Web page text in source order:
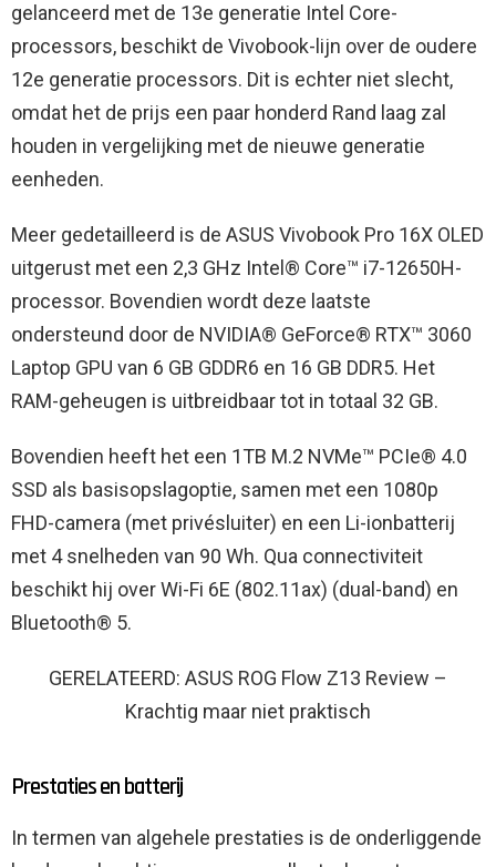
gelanceerd met de 13e generatie Intel Core-
processors, beschikt de Vivobook-lijn over de oudere
12e generatie processors. Dit is echter niet slecht,
omdat het de prijs een paar honderd Rand laag zal
houden in vergelijking met de nieuwe generatie
eenheden.
Meer gedetailleerd is de ASUS Vivobook Pro 16X OLED
uitgerust met een 2,3 GHz Intel® Core™ i7-12650H-
processor. Bovendien wordt deze laatste
ondersteund door de NVIDIA® GeForce® RTX™ 3060
Laptop GPU van 6 GB GDDR6 en 16 GB DDR5. Het
RAM-geheugen is uitbreidbaar tot in totaal 32 GB.
Bovendien heeft het een 1TB M.2 NVMe™ PCIe® 4.0
SSD als basisopslagoptie, samen met een 1080p
FHD-camera (met privésluiter) en een Li-ionbatterij
met 4 snelheden van 90 Wh. Qua connectiviteit
beschikt hij over Wi-Fi 6E (802.11ax) (dual-band) en
Bluetooth® 5.
GERELATEERD: ASUS ROG Flow Z13 Review –
Krachtig maar niet praktisch
Prestaties en batterij
In termen van algehele prestaties is de onderliggende